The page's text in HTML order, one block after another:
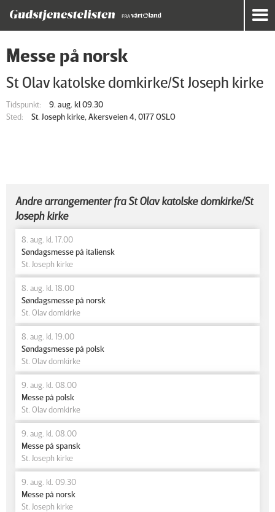
Messe på norsk
St Olav katolske domkirke/St Joseph kirke
Tidspunkt:
9. aug. kl 09.30
Sted:
St. Joseph kirke, Akersveien 4, 0177 OSLO
Andre arrangementer fra St Olav katolske domkirke/St
Joseph kirke
8. aug. kl. 17.00
Søndagsmesse på italiensk
St. Joseph kirke
8. aug. kl. 18.00
Søndagsmesse på norsk
St. Olav domkirke
8. aug. kl. 19.00
Søndagsmesse på polsk
St. Olav domkirke
9. aug. kl. 08.00
Messe på polsk
St. Olav domkirke
9. aug. kl. 08.00
Messe på spansk
St. Joseph kirke
9. aug. kl. 09.30
Messe på norsk
St. Joseph kirke